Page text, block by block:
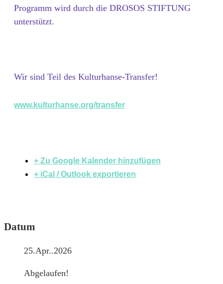
Programm wird durch die DROSOS STIFTUNG
unterstützt.
Wir sind Teil des Kulturhanse-Transfer!
www.kulturhanse.org/transfer
+ Zu Google Kalender hinzufügen
+ iCal / Outlook exportieren
Datum
25.Apr..2026
Abgelaufen!